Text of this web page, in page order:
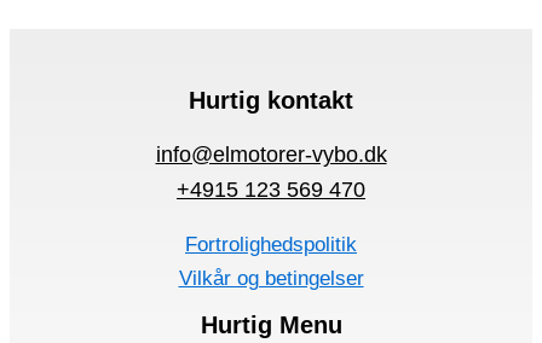
Hurtig kontakt
info@elmotorer-vybo.dk
+4915 123 569 470
Fortrolighedspolitik
Vilkår og betingelser
Hurtig Menu